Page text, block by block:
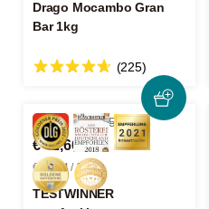
Drago Mocambo Gran
Bar 1kg
(225)
-25% € 57,05
€ 42,66
€ 28,44 / 1kg
TESTWINNER